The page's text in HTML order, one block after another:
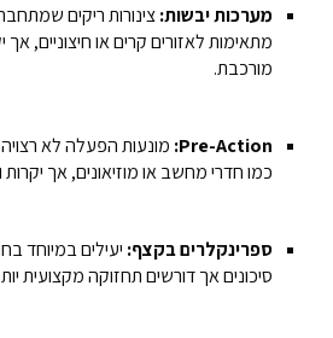
מערכות יבשות:צינורות ריקים
מתאימות לאזורים קרים או חיצוניים, אך
מורכבת.
Pre-Action: מונעות הפעלה לא
כמו חדרי מחשב או מוזיאונים, אך
ספרינקלרים בקצף: יעילים במיוחד
סיכונים אך דורשים תחזוקה מקצועית